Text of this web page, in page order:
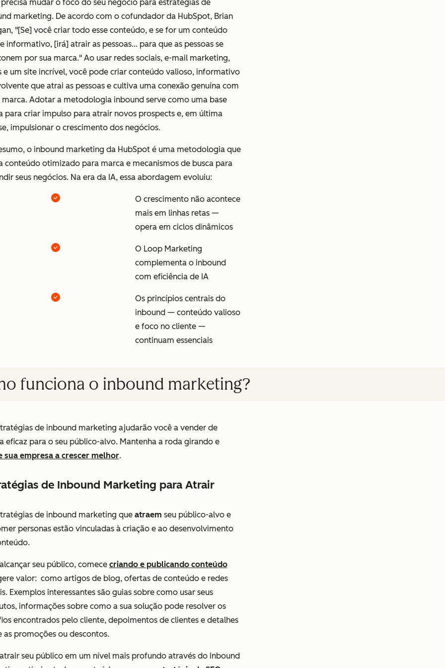
mudar o foco do seu negócio para estratégias de
marketing. De acordo com o cofundador da HubSpot, Brian
"[Se] você criar todo esse conteúdo, e se for um conteúdo
informativo, [irá] atrair as pessoas... para que as pessoas se
por sua marca." Ao usar redes sociais, e-mail marketing,
e um site incrível, você pode criar conteúdo valioso, informativo
que atrai as pessoas e cultiva uma conexão genuína com
marca. Adotar a metodologia inbound serve como uma base
para criar impulso para atrair novos prospects e, em última
impulsionar o crescimento dos negócios.
o inbound marketing da HubSpot é uma metodologia que
conteúdo otimizado para marca e mecanismos de busca para
seus negócios. Na era da IA, essa abordagem evoluiu:
O crescimento não acontece
mais em linhas retas —
opera em ciclos dinâmicos
O Loop Marketing
complementa o inbound
com eficiência de IA
Os princípios centrais do
inbound — conteúdo valioso
e foco no cliente —
continuam essenciais
funciona o inbound marketing?
de inbound marketing ajudarão você a vender de
eficaz para o seu público-alvo. Mantenha a roda girando e
sua empresa a crescer melhor.
de Inbound Marketing para Atrair
de inbound marketing que atraem seu público-alvo e
personas estão vinculadas à criação e ao desenvolvimento
seu público, comece criando e publicando conteúdo
valor: como artigos de blog, ofertas de conteúdo e redes
Exemplos interessantes são guias sobre como usar seus
informações sobre como a sua solução pode resolver os
encontrados pelo cliente, depoimentos de clientes e detalhes
as promoções ou descontos.
seu público em um nível mais profundo através do inbound